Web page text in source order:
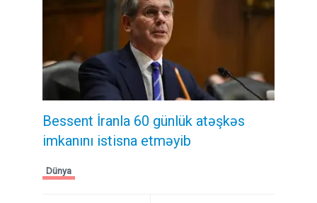
Bessent İranla 60 günlük atəşkəs
imkanını istisna etməyib
Dünya